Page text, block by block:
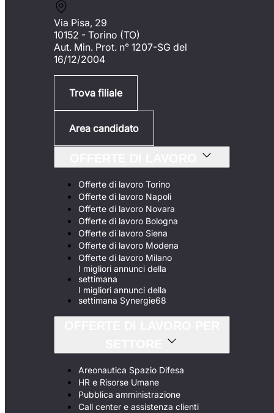
Via Pisa, 29
10152 - Torino (TO)
Aut. Min. Prot. n° 1207-SG del
16/12/2004
Trova filiale
Area candidato
Offerte di lavoro Torino
Offerte di lavoro Napoli
Offerte di lavoro Novara
Offerte di lavoro Bologna
Offerte di lavoro Siena
Offerte di lavoro Modena
Offerte di lavoro Milano
I migliori annunci della
settimana
I migliori annunci della
settimana Synergie68
Areonautica Spazio Difesa
HR e Risorse Umane
Pubblica amministrazione
Call center e assistenza clienti